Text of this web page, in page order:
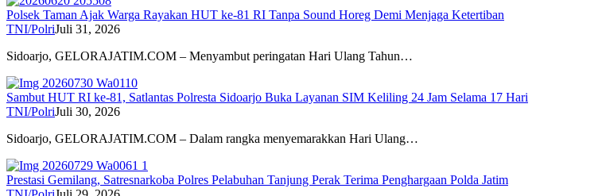
Polsek Taman Ajak Warga Rayakan HUT ke-81 RI Tanpa Sound Horeg Demi Menjaga Ketertiban
TNI/PolriJuli 31, 2026
Sidoarjo, GELORAJATIM.COM – Menyambut peringatan Hari Ulang Tahun…
Sambut HUT RI ke-81, Satlantas Polresta Sidoarjo Buka Layanan SIM Keliling 24 Jam Selama 17 Hari
TNI/PolriJuli 30, 2026
Sidoarjo, GELORAJATIM.COM – Dalam rangka menyemarakkan Hari Ulang…
Prestasi Gemilang, Satresnarkoba Polres Pelabuhan Tanjung Perak Terima Penghargaan Polda Jatim